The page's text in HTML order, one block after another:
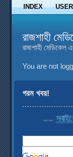
INDEX
রাজশাহী
রাজশাহী মেডিকেল
You are not
গরম খবর!
....